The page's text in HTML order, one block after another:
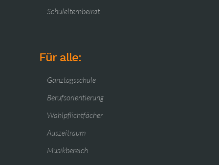
Schulelternbeirat
Für alle:
Ganztagsschule
Berufsorientierung
Wahlpflichtfächer
Auszeitraum
Musikbereich